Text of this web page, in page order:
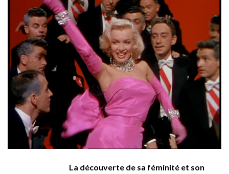
La découverte de sa féminité et son